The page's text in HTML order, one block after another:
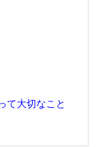
て大切なこと